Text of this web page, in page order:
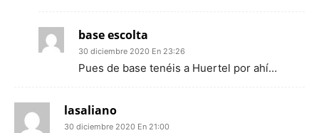
base escolta
30 diciembre 2020 En 23:26
Pues de base tenéis a Huertel por ahí…
lasaliano
30 diciembre 2020 En 21:00